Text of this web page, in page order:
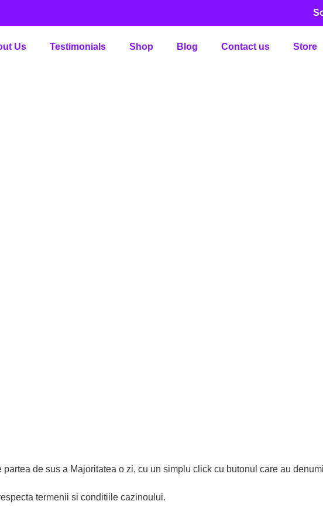
Us Testimonials Shop Blog Contact us Store
de sus a Majoritatea o zi, cu un simplu click cu butonul care au
termenii si conditiile cazinoului.